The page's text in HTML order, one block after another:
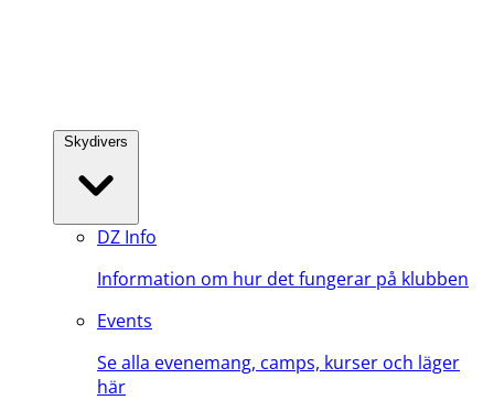
Skydivers
DZ Info
Information om hur det fungerar på klubben
Events
Se alla evenemang, camps, kurser och läger
här